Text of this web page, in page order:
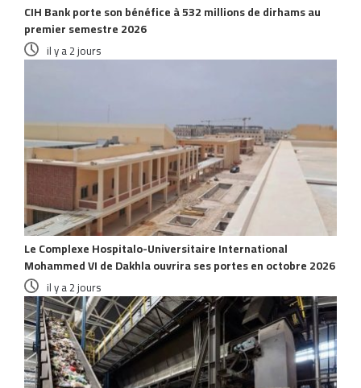
CIH Bank porte son bénéfice à 532 millions de dirhams au
premier semestre 2026
il y a 2 jours
Le Complexe Hospitalo-Universitaire International
Mohammed VI de Dakhla ouvrira ses portes en octobre 2026
il y a 2 jours